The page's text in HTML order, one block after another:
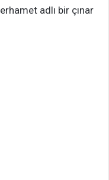
adlı bir çınar